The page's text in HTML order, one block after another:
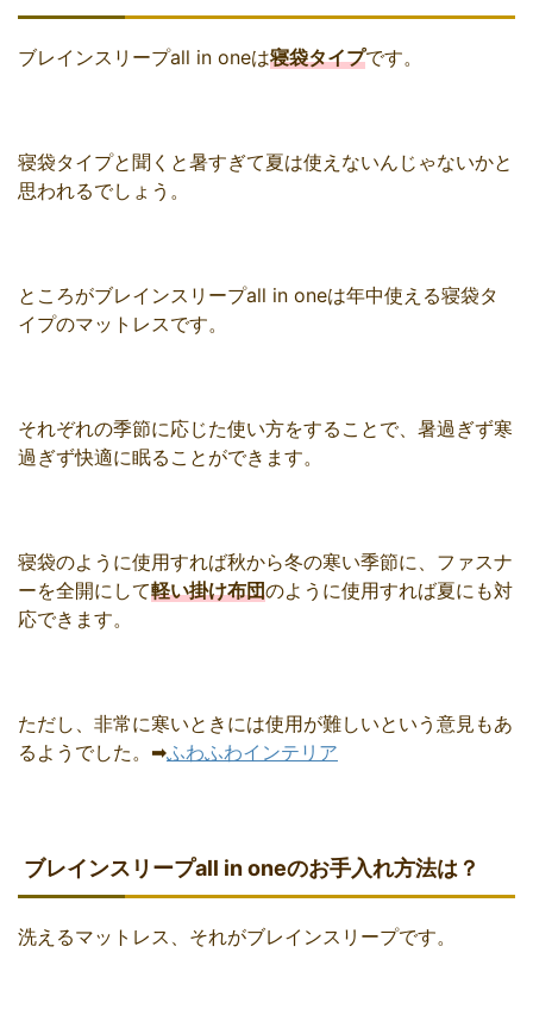
ブレインスリープall in oneは寝袋タイプです。
寝袋タイプと聞くと暑すぎて夏は使えないんじゃないかと
思われるでしょう。
ところがブレインスリープall in oneは年中使える寝袋タ
イプのマットレスです。
それぞれの季節に応じた使い方をすることで、暑過ぎず寒
過ぎず快適に眠ることができます。
寝袋のように使用すれば秋から冬の寒い季節に、ファスナ
ーを全開にして軽い掛け布団のように使用すれば夏にも対
応できます。
ただし、非常に寒いときには使用が難しいという意見もあ
るようでした。➡ふわふわインテリア
ブレインスリープall in oneのお手入れ方法は？
洗えるマットレス、それがブレインスリープです。